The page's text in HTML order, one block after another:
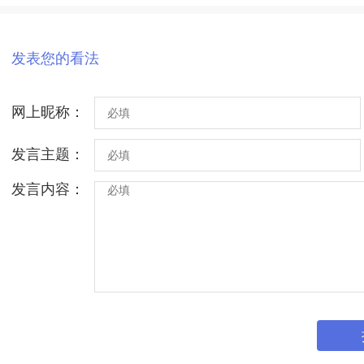
发表您的看法
网上昵称：
发言主题：
发言内容：